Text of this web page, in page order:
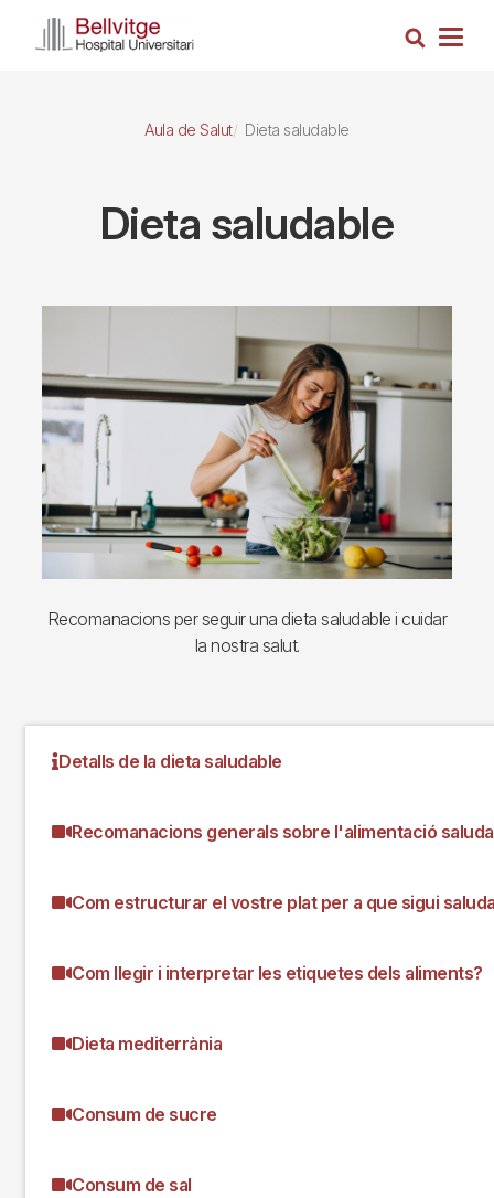
Cerca
Aula de Salut Dieta saludable
Dieta saludable
Recomanacions per seguir una dieta saludable i cuidar
la nostra salut.
Detalls de la dieta saludable
Recomanacions generals sobre l'alimentació
Com estructurar el vostre plat per a que sigui
Com llegir i interpretar les etiquetes dels aliments?
Dieta mediterrània
Consum de sucre
Consum de sal